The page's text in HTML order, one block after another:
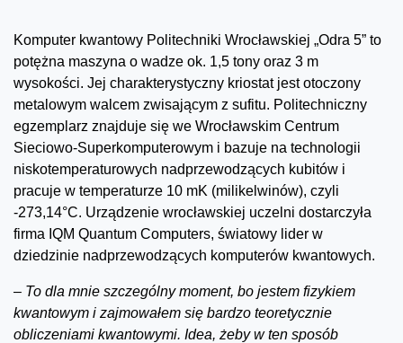
Komputer kwantowy Politechniki Wrocławskiej „Odra 5” to
potężna maszyna o wadze ok. 1,5 tony oraz 3 m
wysokości. Jej charakterystyczny kriostat jest otoczony
metalowym walcem zwisającym z sufitu. Politechniczny
egzemplarz znajduje się we Wrocławskim Centrum
Sieciowo-Superkomputerowym i bazuje na technologii
niskotemperaturowych nadprzewodzących kubitów i
pracuje w temperaturze 10 mK (milikelwinów), czyli
-273,14°C. Urządzenie wrocławskiej uczelni dostarczyła
firma IQM Quantum Computers, światowy lider w
dziedzinie nadprzewodzących komputerów kwantowych.
– To dla mnie szczególny moment, bo jestem fizykiem
kwantowym i zajmowałem się bardzo teoretycznie
obliczeniami kwantowymi. Idea, żeby w ten sposób